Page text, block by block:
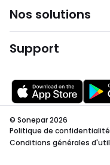
Nos solutions
Support
© Sonepar 2026
Politique de confidentialité
Conditions générales